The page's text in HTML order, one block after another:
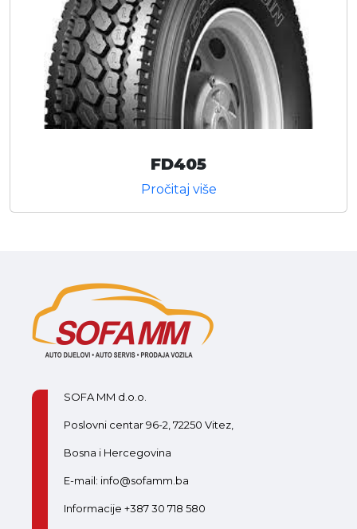
FD405
Pročitaj više
SOFA MM d.o.o.
Poslovni centar 96-2, 72250 Vitez,
Bosna i Hercegovina
E-mail: info@sofamm.ba
Informacije +387 30 718 580